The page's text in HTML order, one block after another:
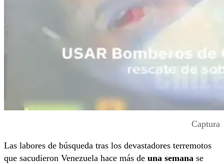
Captura
Las labores de búsqueda tras los devastadores terremotos
que sacudieron Venezuela hace más de una semana se